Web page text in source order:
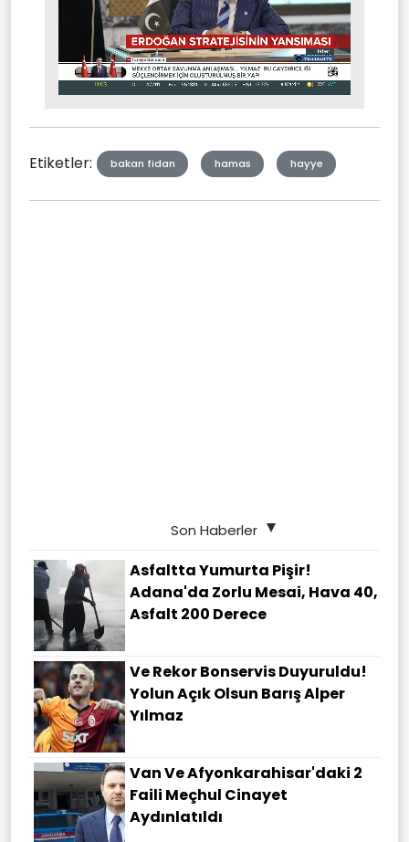
Mute Stream
Etiketler: bakan fidan hamas hayye
Son Haberler
Asfaltta Yumurta Pişir!
Adana'da Zorlu Mesai, Hava 40,
Asfalt 200 Derece
Ve Rekor Bonservis Duyuruldu!
Yolun Açık Olsun Barış Alper
Yılmaz
Van Ve Afyonkarahisar'daki 2
Faili Meçhul Cinayet
Aydınlatıldı